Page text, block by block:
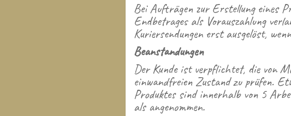
Bei Aufträgen zur Erstellung eines
Endbetrages als Vorauszahlung
Kuriersendungen erst ausgelöst,
Beanstandungen
Der Kunde ist verpflichtet, die von
einwandfreien Zustand zu prüfen.
Produktes sind innerhalb von 5
als angenommen.